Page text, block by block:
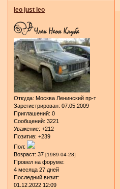
leo just leo
Откуда: Москва Ленинский пр-т
Зарегистрирован: 07.05.2009
Приглашений: 0
Сообщений: 3221
Уважение: +212
Позитив: +239
Пол:
Возраст: 37 [1989-04-28]
Провел на форуме:
4 месяца 27 дней
Последний визит:
01.12.2022 12:09